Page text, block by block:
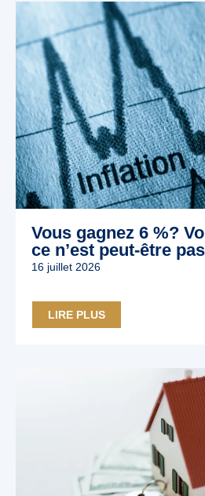
Vous gagnez 6 %?
ce n’est peut‑être
16 juillet 2026
LIRE PLUS